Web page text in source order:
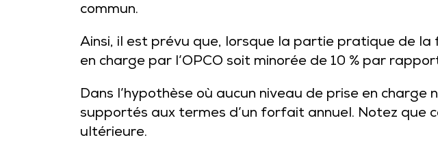
commun.
Ainsi, il est prévu que, lorsque la partie pratique de
en charge par l’OPCO soit minorée de 10 % par
Dans l’hypothèse où aucun niveau de prise en charge
supportés aux termes d’un forfait annuel. Notez que
ultérieure.